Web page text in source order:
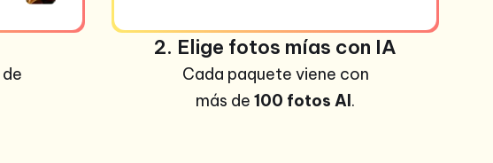
de
2. Elige fotos mías con IA
Cada paquete viene con
más de 100 fotos AI.